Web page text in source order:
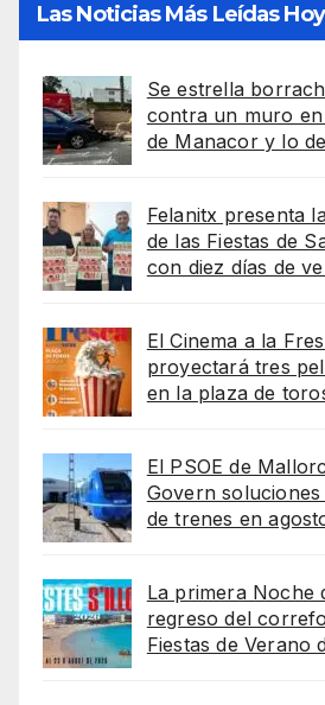
Las Noticias Más Leídas Hoy
Se estrella
contra un muro
de Manacor y lo
Felanitx presenta
de las Fiestas de
con diez días de
El Cinema a la
proyectará tres
en la plaza de
El PSOE de
Govern
de trenes en
La primera Noche
regreso del
Fiestas de Verano